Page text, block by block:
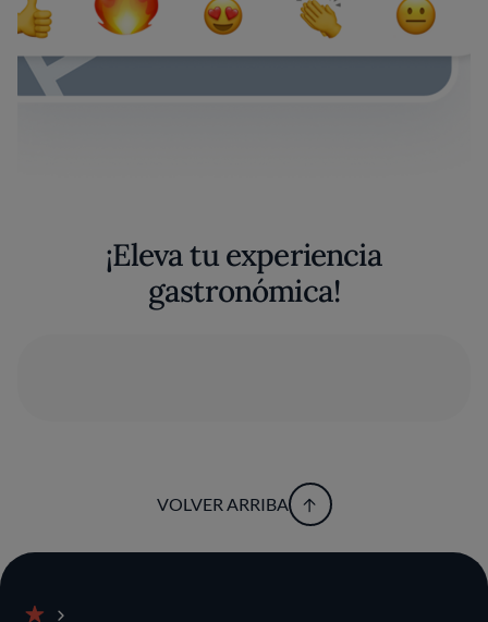
¡Eleva tu experiencia
gastronómica!
VOLVER ARRIBA